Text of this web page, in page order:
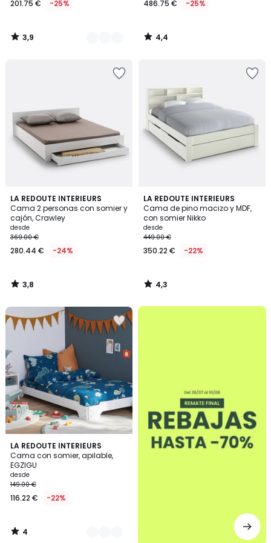
partir
201.75
€
25%
descuento
aplicado.
201.75 € -25%
3,9
/
486.75 € -25%
4,4
/
LA REDOUTE INTERIEURS
Cama 2 personas con somier y
cajón, Crawley
desde
369.00 €
280.44 € -24%
3,8
/ 5
3,8
/
LA REDOUTE INTERIEURS
Cama de pino macizo y MDF,
con somier Nikko
desde
449.00 €
350.22 € -22%
4,3
/ 5
4,3
/
LA REDOUTE INTERIEURS
Cama con somier, apilable,
EGZIGU
desde
149.00 €
116.22 € -22%
4
/
5
2
Colores
4
/
.